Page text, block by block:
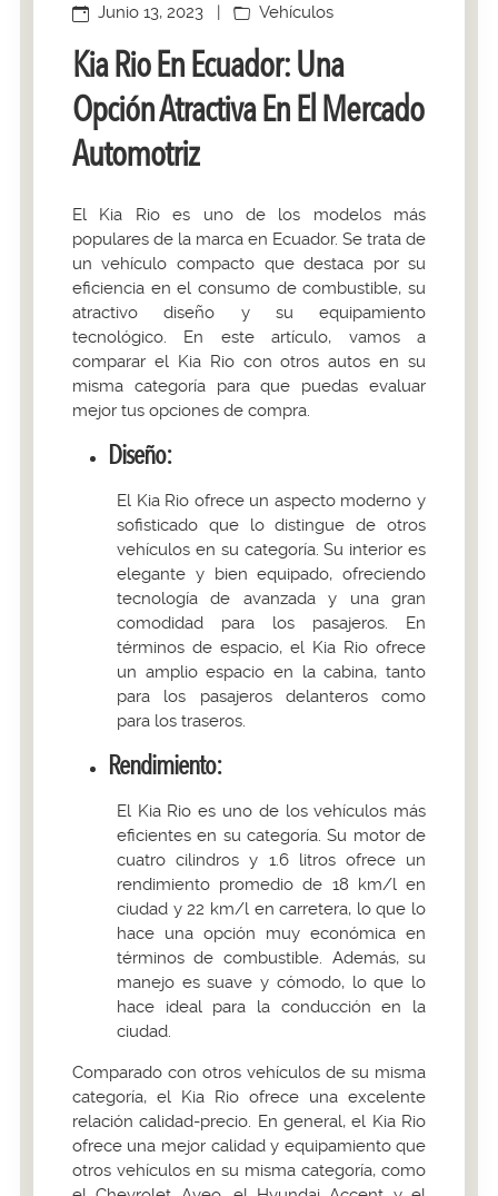
Junio 13, 2023 | Vehículos
Kia Rio En Ecuador: Una
Opción Atractiva En El Mercado
Automotriz
El Kia Rio es uno de los modelos más
populares de la marca en Ecuador. Se trata de
un vehículo compacto que destaca por su
eficiencia en el consumo de combustible, su
atractivo diseño y su equipamiento
tecnológico. En este artículo, vamos a
comparar el Kia Rio con otros autos en su
misma categoría para que puedas evaluar
mejor tus opciones de compra.
Diseño:
El Kia Rio ofrece un aspecto moderno y
sofisticado que lo distingue de otros
vehículos en su categoría. Su interior es
elegante y bien equipado, ofreciendo
tecnología de avanzada y una gran
comodidad para los pasajeros. En
términos de espacio, el Kia Rio ofrece
un amplio espacio en la cabina, tanto
para los pasajeros delanteros como
para los traseros.
Rendimiento:
El Kia Rio es uno de los vehículos más
eficientes en su categoría. Su motor de
cuatro cilindros y 1.6 litros ofrece un
rendimiento promedio de 18 km/l en
ciudad y 22 km/l en carretera, lo que lo
hace una opción muy económica en
términos de combustible. Además, su
manejo es suave y cómodo, lo que lo
hace ideal para la conducción en la
ciudad.
Comparado con otros vehículos de su misma
categoría, el Kia Rio ofrece una excelente
relación calidad-precio. En general, el Kia Rio
ofrece una mejor calidad y equipamiento que
otros vehículos en su misma categoría, como